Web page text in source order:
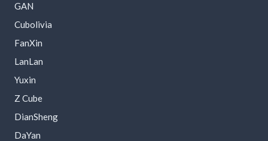
GAN
Cubolivia
FanXin
LanLan
Yuxin
Z Cube
DianSheng
DaYan